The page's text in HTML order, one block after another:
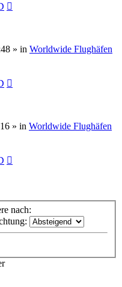
» in Worldwide Flughäfen
» in Worldwide Flughäfen
nach: